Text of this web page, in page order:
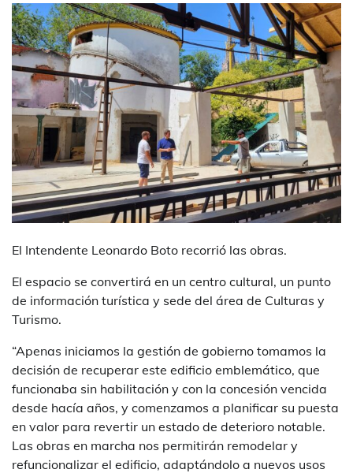
El Intendente Leonardo Boto recorrió las obras.
El espacio se convertirá en un centro cultural, un punto
de información turística y sede del área de Culturas y
Turismo.
“Apenas iniciamos la gestión de gobierno tomamos la
decisión de recuperar este edificio emblemático, que
funcionaba sin habilitación y con la concesión vencida
desde hacía años, y comenzamos a planificar su puesta
en valor para revertir un estado de deterioro notable.
Las obras en marcha nos permitirán remodelar y
refuncionalizar el edificio, adaptándolo a nuevos usos